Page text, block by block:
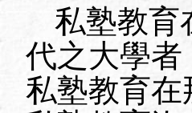
私塾教育
代之大學
私塾教育